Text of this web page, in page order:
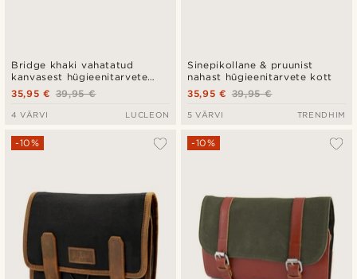
Bridge khaki vahatatud
kanvasest hügieenitarvete
kott
39,95 €
35,95 €
4 VÄRVI LUCLEON
Sinepikollane & pruunist
nahast hügieenitarvete kott
39,95 €
35,95 €
5 VÄRVI TRENDHIM
-10% -10%